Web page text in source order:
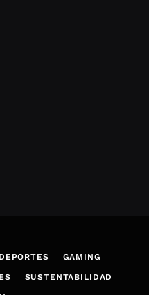
DEPORTES GAMING
SUSTENTABILIDAD